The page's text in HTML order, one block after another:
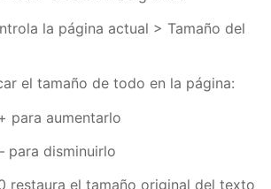
la página actual > Tamaño del
el tamaño de todo en la página:
para aumentarlo
para disminuirlo
restaura el tamaño original del texto